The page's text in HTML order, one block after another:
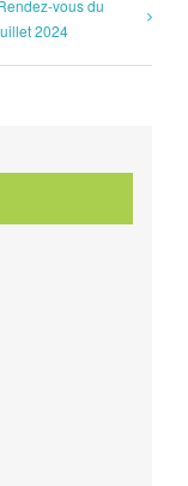
vous du
2024